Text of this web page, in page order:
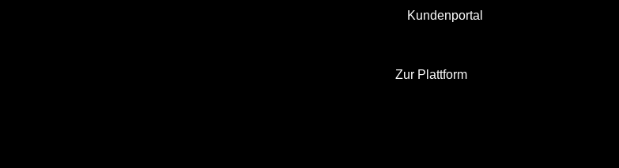
Kundenportal
Zur Plattform